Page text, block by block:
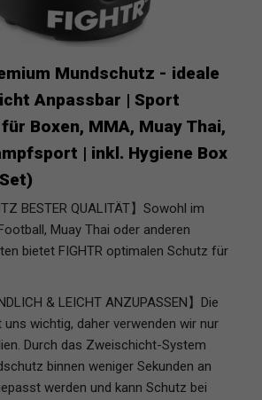
Mundschutz - ideale
Anpassbar | Sport
Boxen, MMA, Muay Thai,
| inkl. Hygiene Box
BESTER QUALITÄT】Sowohl im
Muay Thai oder anderen
bietet FIGHTR optimalen Schutz für
& LEICHT ANZUPASSEN】Die
uns wichtig, daher verwenden wir nur
Durch das Zweischicht-System
binnen weniger Sekunden an
werden und kann Schutz bei